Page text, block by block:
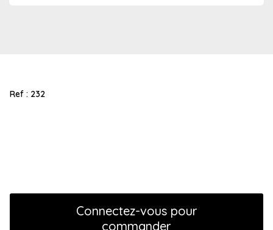
Ref : 232
Connectez-vous pour
commander